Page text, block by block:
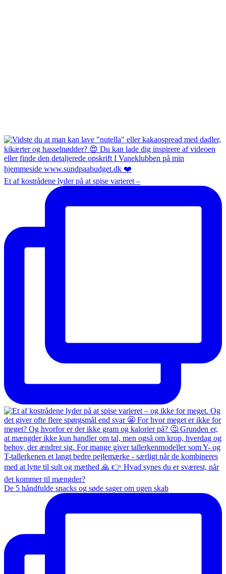
Et af kostrådene lyder på at spise varieret –
De 5 håndfulde snacks og søde sager om ugen skab